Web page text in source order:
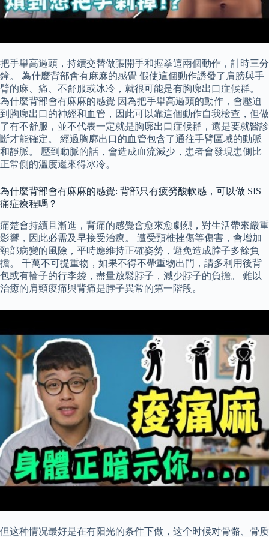
把手舉高過頭，持續交替做張開手和握拳這兩個動作，計時三分
鐘。 為什麼背部會有麻麻的感覺 假使這個動作誘發了肩膀與手
臂的麻、痛、不舒服或冰冷，就很可能是有胸廓出口症候群。
為什麼背部會有麻麻的感覺 因為把手舉高過頭的動作，會壓迫
到胸廓出口的神經和血管，因此可以靠這個動作自我檢查，但做
了有不舒服，並不代表一定就是胸廓出口症候群，還是要就醫診
斷才能確定。 經過胸廓出口的血管包含了通往手臂區域的動脈
和靜脈。 壓到動脈的話，會造成血流減少，患者會發現患側比
正常側的溫度還來得冰冷。
為什麼背部會有麻麻的感覺: 背部只有疲勞酸軟感，可以做 SIS
痛症療程嗎？
痛楚會持續且漸進，背痛的感覺會愈來愈劇烈，對生活帶來嚴重
影響，因此必需及早接受治療。 遭受頸椎挫傷等傷害，會增加
頸部病變的風險，平時應維持正確姿勢，避免造成脖子多餘負
擔。 千萬不可提重物，如果不得不帶重物出門，請多利用後背
包或有輪子的行李袋，盡量放鬆脖子，減少脖子的負擔。 難以
治癒的肩頸痠痛與背痛是脖子異常的第一階段。
但这种情况最好是在有阳光的条件下做，这个时候对骨骼、骨质